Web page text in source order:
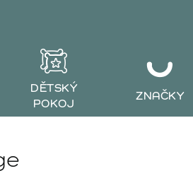
DĚTSKÝ
POKOJ
ZNAČKY